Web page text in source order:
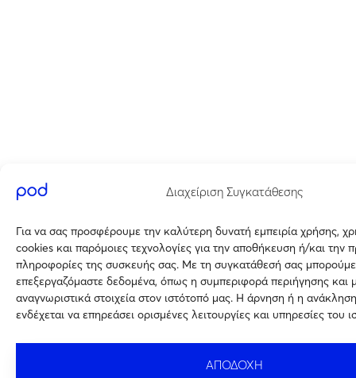
Διαχείριση Συγκατάθεσης
Για να σας προσφέρουμε την καλύτερη δυνατή εμπειρία χρήσης,
cookies και παρόμοιες τεχνολογίες για την αποθήκευση ή/και την
πληροφορίες της συσκευής σας. Με τη συγκατάθεσή σας
επεξεργαζόμαστε δεδομένα, όπως η συμπεριφορά περιήγησης και
αναγνωριστικά στοιχεία στον ιστότοπό μας. Η άρνηση ή η
ενδέχεται να επηρεάσει ορισμένες λειτουργίες και υπηρεσίες του
ΑΠΟΔΟΧΗ